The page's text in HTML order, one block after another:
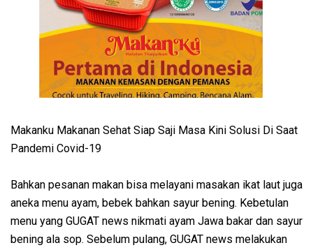
Makanku Makanan Sehat Siap Saji Masa Kini Solusi Di Saat
Pandemi Covid-19
Bahkan pesanan makan bisa melayani masakan ikat laut juga
aneka menu ayam, bebek bahkan sayur bening. Kebetulan
menu yang GUGAT news nikmati ayam Jawa bakar dan sayur
bening ala sop. Sebelum pulang, GUGAT news melakukan